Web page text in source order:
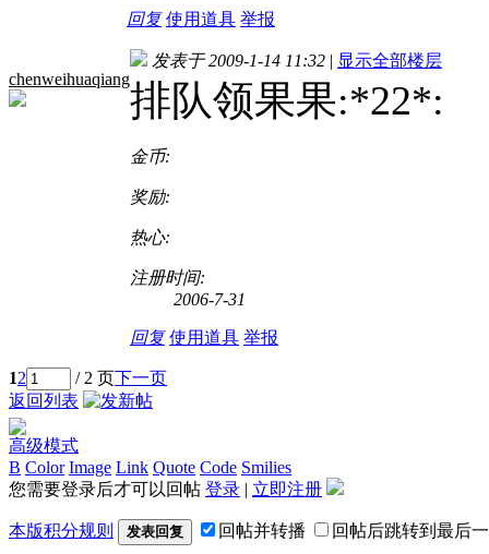
回复 使用道具 举报
chenweihuaqiang
发表于 2009-1-14 11:32 | 显示全部楼层
排队领果果:*22*:
金币:
奖励:
热心:
注册时间:
2006-7-31
回复 使用道具 举报
12 / 2 页下一页
返回列表
高级模式
B Color Image Link Quote Code Smilies
您需要登录后才可以回帖 登录 | 立即注册
本版积分规则 发表回复 回帖并转播 回帖后跳转到最后